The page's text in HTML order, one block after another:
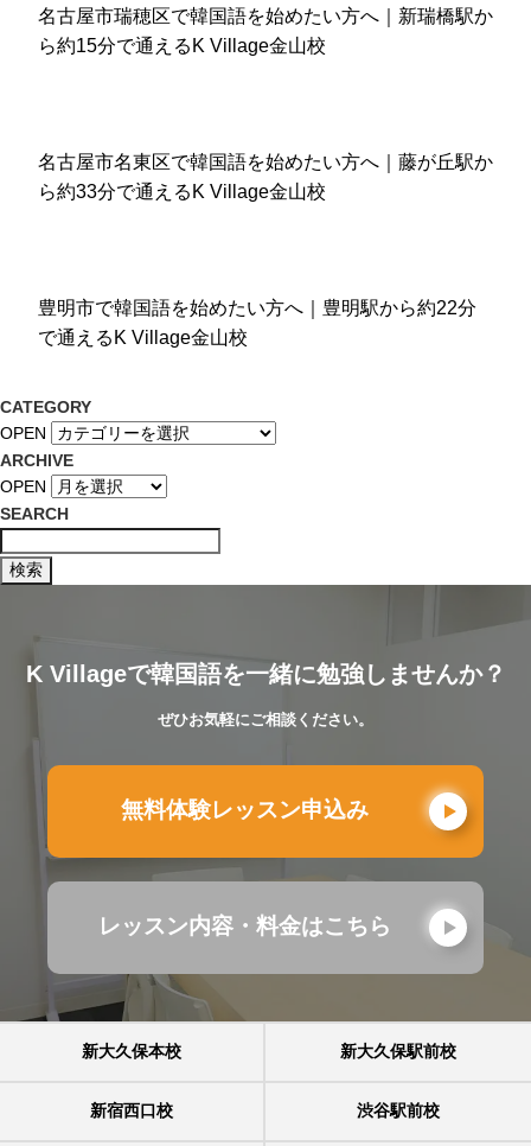
名古屋市瑞穂区で韓国語を始めたい方へ｜新瑞橋駅か
ら約15分で通えるK Village金山校
名古屋市名東区で韓国語を始めたい方へ｜藤が丘駅か
ら約33分で通えるK Village金山校
豊明市で韓国語を始めたい方へ｜豊明駅から約22分
で通えるK Village金山校
CATEGORY
OPEN
ARCHIVE
OPEN
SEARCH
K Villageで韓国語を一緒に勉強しませんか？
ぜひお気軽にご相談ください。
無料体験レッスン申込み
レッスン内容・料金はこちら
新大久保本校 新大久保駅前校
新宿西口校 渋谷駅前校